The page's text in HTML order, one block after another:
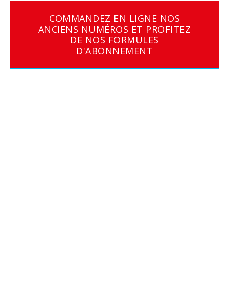
COMMANDEZ EN LIGNE NOS
ANCIENS NUMÉROS ET PROFITEZ
DE NOS FORMULES
D'ABONNEMENT